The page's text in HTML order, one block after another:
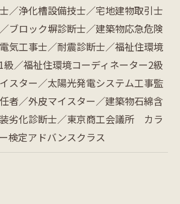
／浄化槽設備技士／宅地建物取引士
ブロック塀診断士／建築物応急危険
気工事士／耐震診断士／福祉住環境
級／福祉住環境コーディネーター2級
スター／太陽光発電システム工事監
者／外皮マイスター／建築物石綿含
劣化診断士／東京商工会議所 カラ
検定アドバンスクラス